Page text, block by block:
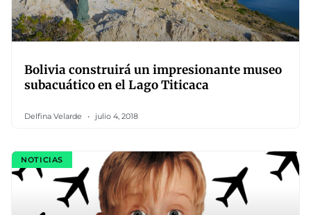
Bolivia construirá un impresionante museo
subacuático en el Lago Titicaca
Delfina Velarde julio 4, 2018
NOTICIAS